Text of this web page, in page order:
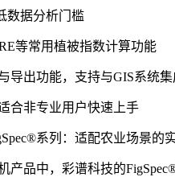
数据分析门槛
等常用植被指数计算功能
导出功能，支持与GIS系统集
合非专业用户快速上手
系列：适配农业场景的
产品中，彩谱科技的